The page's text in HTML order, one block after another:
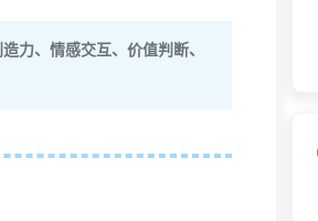
力、情感交互、价值判断、